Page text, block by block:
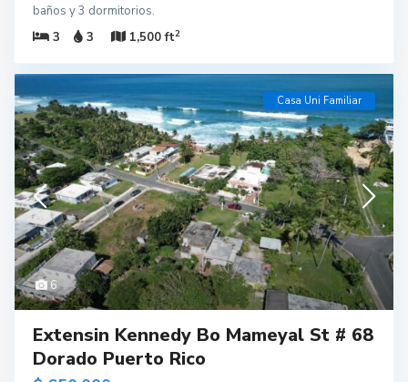
baños y 3 dormitorios.
3
3 1,500 ft2
6
Casa Uni Familiar
Extensin Kennedy Bo Mameyal St # 68
Dorado Puerto Rico